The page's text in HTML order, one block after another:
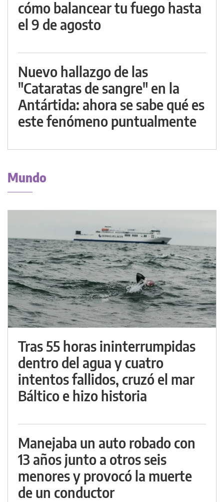
cómo balancear tu fuego hasta
el 9 de agosto
Nuevo hallazgo de las
"Cataratas de sangre" en la
Antártida: ahora se sabe qué es
este fenómeno puntualmente
Mundo
Tras 55 horas ininterrumpidas
dentro del agua y cuatro
intentos fallidos, cruzó el mar
Báltico e hizo historia
Manejaba un auto robado con
13 años junto a otros seis
menores y provocó la muerte
de un conductor